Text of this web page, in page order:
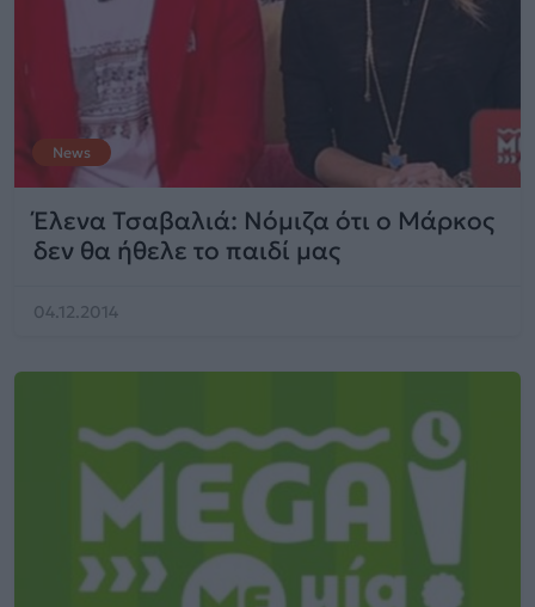
News
Έλενα Τσαβαλιά: Νόμιζα ότι ο Μάρκος
δεν θα ήθελε το παιδί μας
04.12.2014